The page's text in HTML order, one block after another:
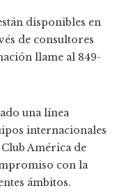
disponibles en
de consultores
llame al 849-
una línea
internacionales
América de
con la
ámbitos.